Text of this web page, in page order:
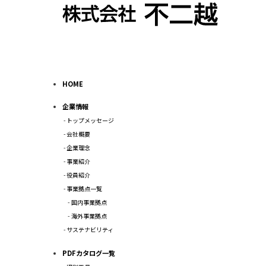
HOME
企業情報
トップメッセージ
会社概要
企業理念
事業紹介
役員紹介
事業拠点一覧
国内事業拠点
海外事業拠点
サステナビリティ
PDFカタログ一覧